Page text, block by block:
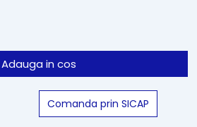
Adauga in cos
Comanda prin SICAP